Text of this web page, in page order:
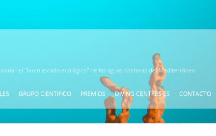
el "buen estado ecológico" de las aguas costeras del Mediterráneo
GRUPO CIENTIFICO PREMIOS DIVING CENTRES ES CONTACTO